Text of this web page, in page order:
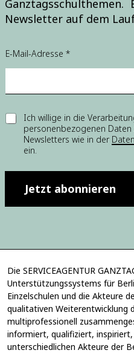
Ganztagsschulthemen.
Newsletter auf dem
-
M
-
A
s
E
i
g
u
n
g
E
E-Mail-Adresse *
E
l
g
Ich willige in die
personenbezogenen
Newsletters wie in der
ein.
Jetzt abonnieren
Die SERVICEAGENTUR
Unterstützungssystems für
Einzelschulen und die Akteure
qualitativen Weiterentwicklung
multiprofessionell
informiert, qualifiziert,
unterschiedlichen Akteure der